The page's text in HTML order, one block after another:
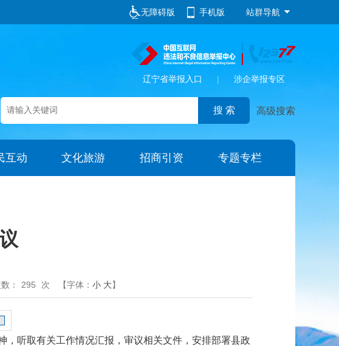
无障碍版 手机版 站群导航
辽宁省举报入口 | 涉企举报专区
高级搜索
互动 文化旅游 招商引资 专题专栏
： 295 次 【字体： 小 大】
，听取有关工作情况汇报，审议相关文件，安排部署县政